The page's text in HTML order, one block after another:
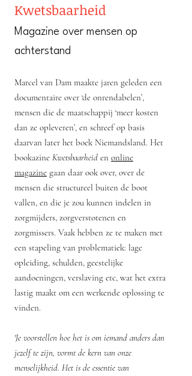
Kwetsbaarheid
Magazine over mensen op
achterstand
Marcel van Dam maakte jaren geleden een
documentaire over ‘de onrendabelen’,
mensen die de maatschappij ‘meer kosten
dan ze opleveren’, en schreef op basis
daarvan later het boek Niemandsland. Het
bookazine Kwetsbaarheid en online
magazine gaan daar ook over, over de
mensen die structureel buiten de boot
vallen, en die je zou kunnen indelen in
zorgmijders, zorgverstotenen en
zorgmissers. Vaak hebben ze te maken met
een stapeling van problematiek: lage
opleiding, schulden, geestelijke
aandoeningen, verslaving etc, wat het extra
lastig maakt om een werkende oplossing te
vinden.
'Je voorstellen hoe het is om iemand anders dan
jezelf te zijn, vormt de kern van onze
menselijkheid. Het is de essentie van